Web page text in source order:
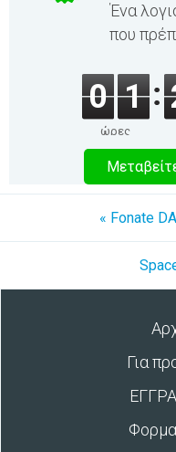
Ένα
που
0 1
ώρες
« Fonate
Για